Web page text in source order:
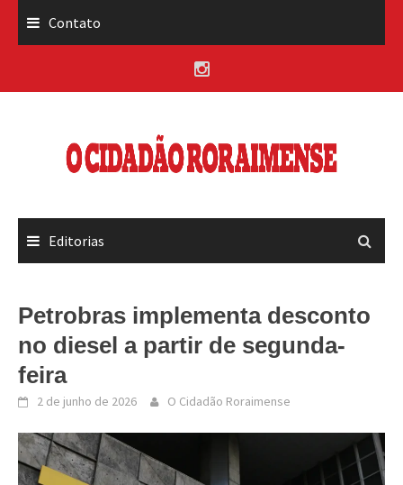
Contato
Editorias
Petrobras implementa desconto
no diesel a partir de segunda-
feira
2 de junho de 2026 O Cidadão Roraimense